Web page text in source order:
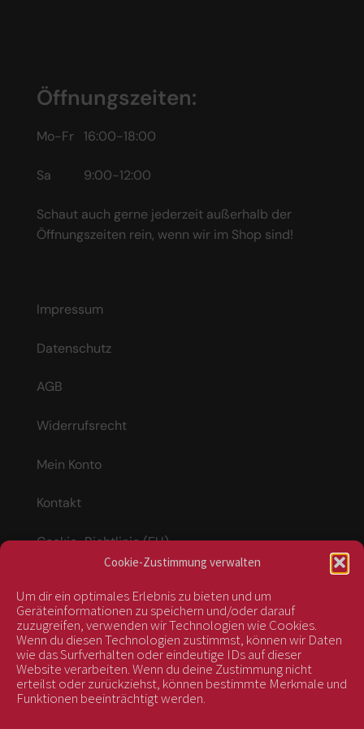
Cookie-Zustimmung verwalten
Um dir ein optimales Erlebnis zu bieten und um
Geräteinformationen zu speichern und/oder darauf
zuzugreifen, verwenden wir Technologien wie Cookies.
Wenn du diesen Technologien zustimmst, können wir Daten
wie das Surfverhalten oder eindeutige IDs auf dieser
Website verarbeiten. Wenn du deine Zustimmung nicht
erteilst oder zurückziehst, können bestimmte Merkmale und
Funktionen beeinträchtigt werden.
Öffnungszeiten:
Mo-Fr 16:00-18:00
Sa 9:00-12:00
Schaut auch gerne jederzeit außerhalb der
Öffnungszeiten rein, wenn wir im Shop sind!
Impressum
Datenschutz
AGB
Widerrufsrecht
Mein Konto
Kontakt
Cookie-Richtlinie (EU)
Vertrag widerrufen
kontrolliert durch: